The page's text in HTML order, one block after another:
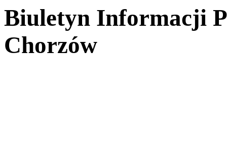
Biuletyn Informacji
Chorzów